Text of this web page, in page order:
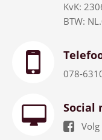
KvK:
BTW:
078-
Social